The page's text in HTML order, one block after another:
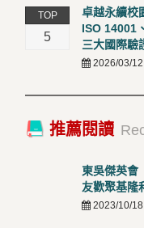
TOP
5
卓越永續校
ISO 14001
三大國際驗
2026/03/
推薦閱讀
東吳傑英會
友歡聚基隆
2023/10/